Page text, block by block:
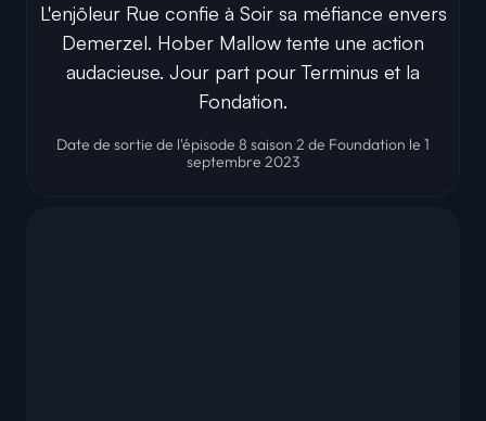
L'enjôleur Rue confie à Soir sa méfiance envers
Demerzel. Hober Mallow tente une action
audacieuse. Jour part pour Terminus et la
Fondation.
Date de sortie de l'épisode 8 saison 2 de Foundation le 1
septembre 2023